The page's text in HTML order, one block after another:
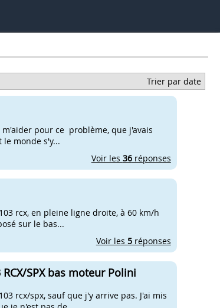
Trier par date
pour ce problème, que j'avais
monde s'y...
Voir les 36réponses
rcx, en pleine ligne droite, à 60 km/h
sur le bas...
Voir les 5réponses
SPX bas moteur Polini
rcx/spx, sauf que j'y arrive pas. J'ai mis